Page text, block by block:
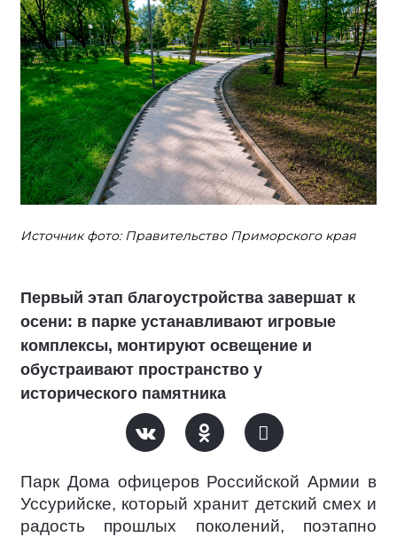
Источник фото: Правительство Приморского края
Первый этап благоустройства завершат к
осени: в парке устанавливают игровые
комплексы, монтируют освещение и
обустраивают пространство у
исторического памятника
Парк Дома офицеров Российской Армии в
Уссурийске, который хранит детский смех и
радость прошлых поколений, поэтапно